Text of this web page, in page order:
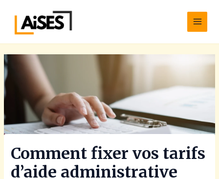
contenu
Main
Comment fixer vos tarifs
d’aide administrative